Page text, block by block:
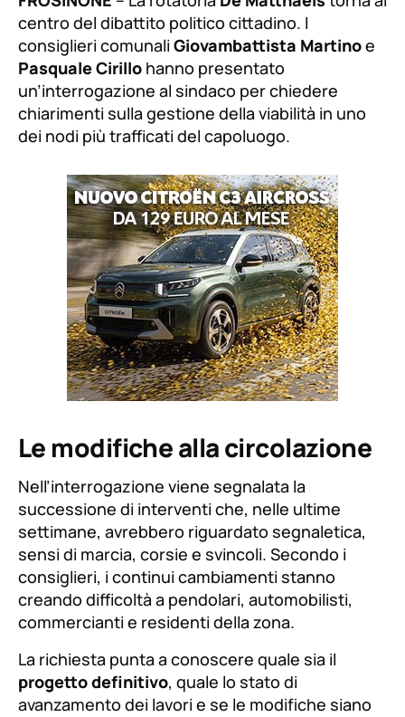
centro del dibattito politico cittadino. I
consiglieri comunali Giovambattista Martinoe
Pasquale Cirillo hanno presentato
un’interrogazione al sindaco per chiedere
chiarimenti sulla gestione della viabilità in uno
dei nodi più trafficati del capoluogo.
Le modifiche alla circolazione
Nell’interrogazione viene segnalata la
successione di interventi che, nelle ultime
settimane, avrebbero riguardato segnaletica,
sensi di marcia, corsie e svincoli. Secondo i
consiglieri, i continui cambiamenti stanno
creando difficoltà a pendolari, automobilisti,
commercianti e residenti della zona.
La richiesta punta a conoscere quale sia il
progetto definitivo, quale lo stato di
avanzamento dei lavori e se le modifiche siano